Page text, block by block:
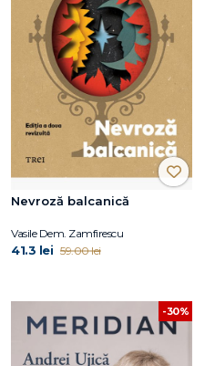
Nevroză balcanică
Vasile Dem. Zamfirescu
41.3 lei 59.00 lei
-30%